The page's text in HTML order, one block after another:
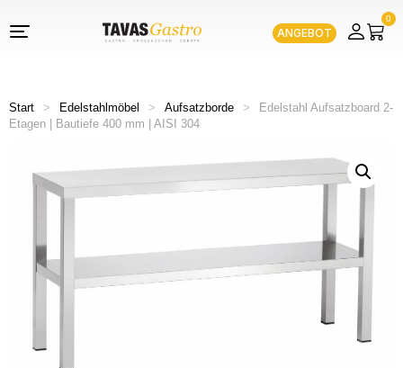
ANGEBOT
0
Start > Edelstahlmöbel > Aufsatzborde >
Edelstahl Aufsatzboard 2-
Etagen | Bautiefe 400 mm | AISI 304